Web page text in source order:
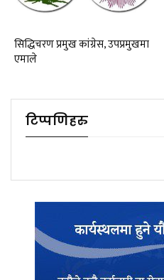
सिद्धिचरण प्रमुख कांग्रेस, उपप्रमुखमा
एमाले
टिप्पणिहरु